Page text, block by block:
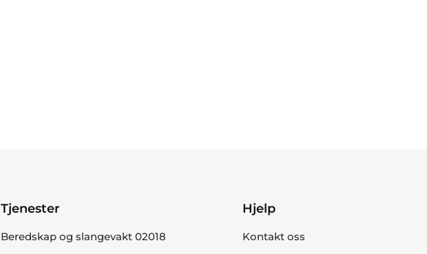
Tjenester
Beredskap og slangevakt 02018
Hjelp
Kontakt oss